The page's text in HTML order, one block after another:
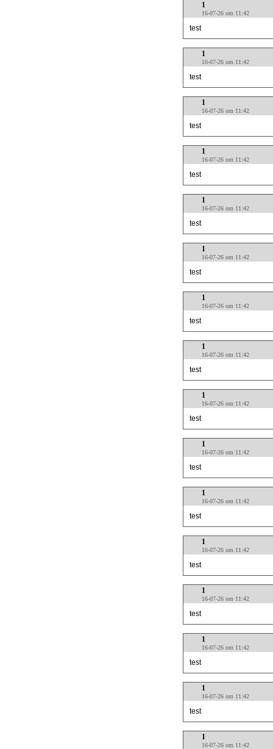
1
16-07-26 om 11:42
test
1
16-07-26 om 11:42
test
1
16-07-26 om 11:42
test
1
16-07-26 om 11:42
test
1
16-07-26 om 11:42
test
1
16-07-26 om 11:42
test
1
16-07-26 om 11:42
test
1
16-07-26 om 11:42
test
1
16-07-26 om 11:42
test
1
16-07-26 om 11:42
test
1
16-07-26 om 11:42
test
1
16-07-26 om 11:42
test
1
16-07-26 om 11:42
test
1
16-07-26 om 11:42
test
1
16-07-26 om 11:42
test
1
16-07-26 om 11:42